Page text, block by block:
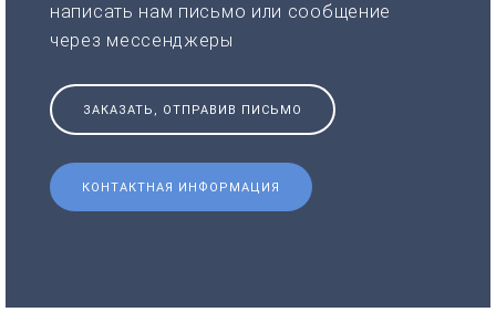
написать нам письмо или сообщение
через мессенджеры
ЗАКАЗАТЬ, ОТПРАВИВ ПИСЬМО
КОНТАКТНАЯ ИНФОРМАЦИЯ